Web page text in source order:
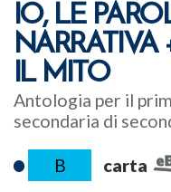
IO, LE
NARRATIVA
IL MITO
Antologia per il
secondaria di
B carta